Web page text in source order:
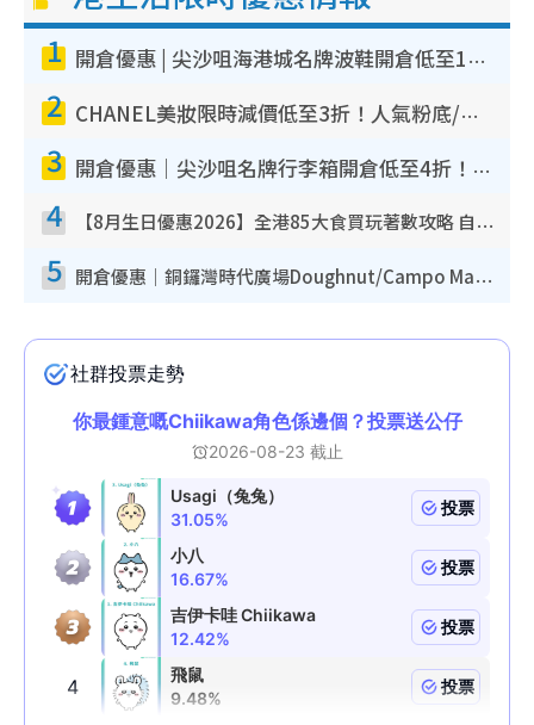
1 開倉優惠 | 尖沙咀海港城名牌波鞋開倉低至1折！On鞋$899起／Joy&Peace鞋履$98起
2 CHANEL美妝限時減價低至3折！人氣粉底/唇膏/精華液低至$275！COCO香水都有平
3 開倉優惠｜尖沙咀名牌行李箱開倉低至4折！一連5日 American Tourister/ace./Hallmark $200起！
4 【8月生日優惠2026】全港85大食買玩著數攻略 自助餐/火鍋放題同行免費＋誠品/DONKI送現金券
5 開倉優惠｜銅鑼灣時代廣場Doughnut/Campo Marzio開倉低至1折！背囊、書包、手袋劈價$200起